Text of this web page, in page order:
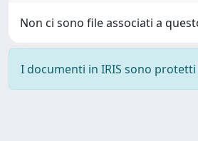
Non ci sono file associati a
I documenti in IRIS sono